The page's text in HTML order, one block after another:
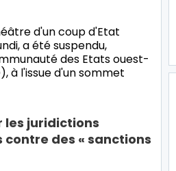
d'un coup d'Etat
a été suspendu,
des Etats ouest-
à l'issue d'un sommet
les juridictions
des « sanctions